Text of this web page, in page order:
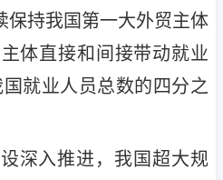
保持我国第一大外贸主体
体直接和间接带动就业
就业人员总数的四分之
深入推进，我国超大规